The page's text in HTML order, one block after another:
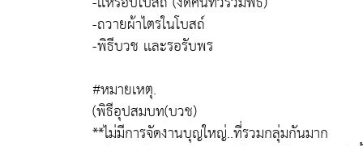
-ถวายผ้าไตรในโบสถ์
-พิธีบวช เเละรอรับพร
#หมายเหตุ.
(พิธีอุปสมบท(บวช)
**ไม่มีการจัดงานบุญใหญ่..ที่รวมกลุ่มกันมาก